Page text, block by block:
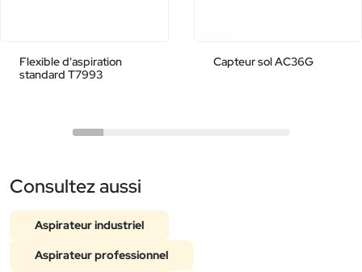
Flexible d'aspiration
standard T7993
Capteur sol AC36G
Consultez aussi
Aspirateur industriel
Aspirateur professionnel